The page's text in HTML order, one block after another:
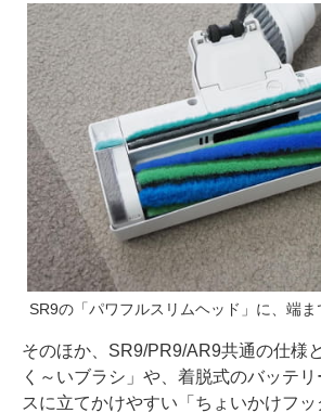
SR9の「パワフルスリムヘッド」に、端ま
そのほか、SR9/PR9/AR9共通の仕様
く～いブラシ」や、着脱式のバッテ
スに立てかけやすい「ちょいかけフ